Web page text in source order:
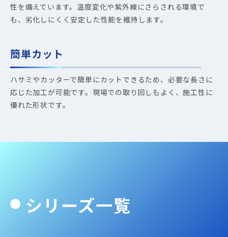
性を備えています。温度変化や紫外線にさらされる環境で
も、劣化しにくく安定した性能を維持します。
簡単カット
ハサミやカッターで簡単にカットできるため、必要な長さに
応じた加工が可能です。現場での取り回しもよく、施工性に
優れた形状です。
シリーズ一覧